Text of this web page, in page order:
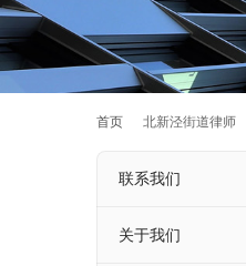
首页 北新泾街道律师
联系我们
关于我们